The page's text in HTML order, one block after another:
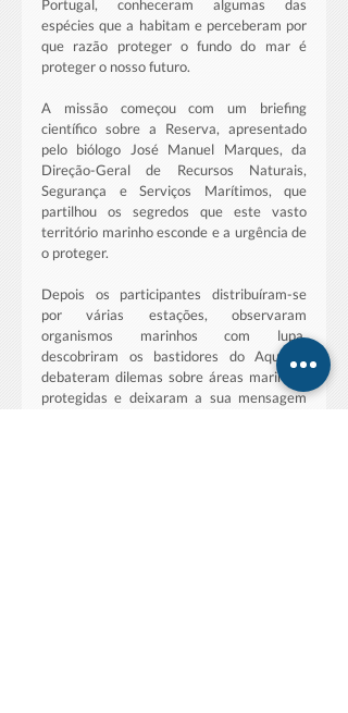
Portugal, conheceram algumas das
espécies que a habitam e perceberam por
que razão proteger o fundo do mar é
proteger o nosso futuro.
A missão começou com um briefing
científico sobre a Reserva, apresentado
pelo biólogo José Manuel Marques, da
Direção-Geral de Recursos Naturais,
Segurança e Serviços Marítimos, que
partilhou os segredos que este vasto
território marinho esconde e a urgência de
o proteger.
Depois os participantes distribuíram-se
por várias estações, observaram
organismos marinhos com lupa,
descobriram os bastidores do Aquário,
debateram dilemas sobre áreas marinhas
protegidas e deixaram a sua mensagem